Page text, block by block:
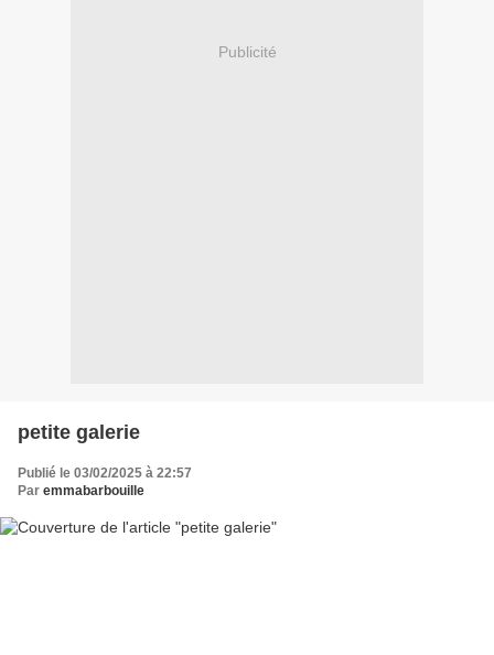
Publicité
petite galerie
Publié le 03/02/2025 à 22:57
Par emmabarbouille